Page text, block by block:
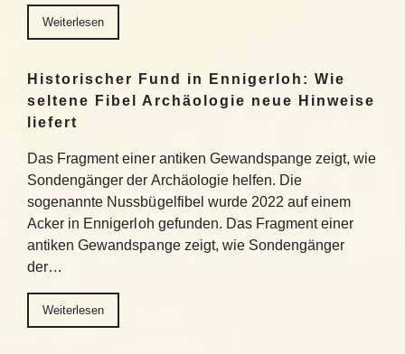
Weiterlesen
Historischer Fund in Ennigerloh: Wie
seltene Fibel Archäologie neue Hinweise
liefert
Das Fragment einer antiken Gewandspange zeigt, wie
Sondengänger der Archäologie helfen. Die
sogenannte Nussbügelfibel wurde 2022 auf einem
Acker in Ennigerloh gefunden. Das Fragment einer
antiken Gewandspange zeigt, wie Sondengänger
der…
Weiterlesen